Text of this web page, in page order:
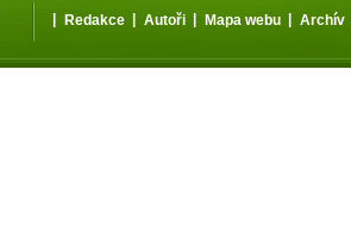
Redakce Autoři Mapa webu Archív